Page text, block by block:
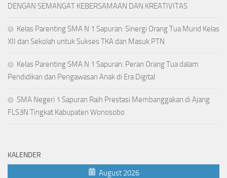
DENGAN SEMANGAT KEBERSAMAAN DAN KREATIVITAS
Kelas Parenting SMA N 1 Sapuran: Sinergi Orang Tua Murid Kelas
XII dan Sekolah untuk Sukses TKA dan Masuk PTN
Kelas Parenting SMA N 1 Sapuran: Peran Orang Tua dalam
Pendidikan dan Pengawasan Anak di Era Digital
SMA Negeri 1 Sapuran Raih Prestasi Membanggakan di Ajang
FLS3N Tingkat Kabupaten Wonosobo
KALENDER
August 2026